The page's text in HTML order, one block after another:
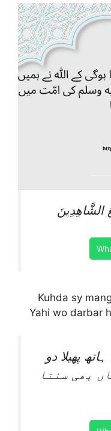
Kuhda sy
Yahi wo darbar
پھیلا دو
بھی سنتا